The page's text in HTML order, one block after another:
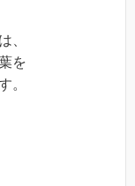
、
を
。